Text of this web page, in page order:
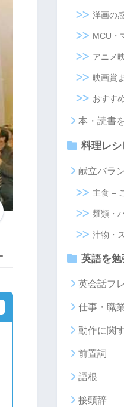
洋画の
MCU・
アニメ
映画賞
おすす
本・読書
料理レシ
献立バラ
主食 –
麺類・
汁物・
英語を勉
英会話フ
仕事・職
動作に関
前置詞
語根
接頭辞